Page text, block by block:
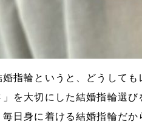
婚指輪というと、どうして
」を大切にした結婚指輪選
毎日身に着ける結婚指輪だ